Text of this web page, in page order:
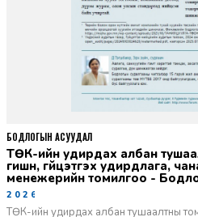
ТӨК-ийн удирдах албан тушаалтны томилгоо: ТУЗ-ийн
гишүүн, гүйцэтгэх удирдлага,
менежерийн томилгоо -
2026-06-02
ТӨК-ийн удирдах албан тушаалтны
БОДЛОГЫН АСУУДАЛ